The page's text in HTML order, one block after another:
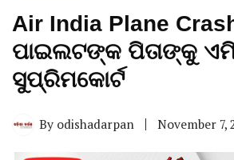
Air India Plane
ପାଇଲଟଙ୍କ ପିତାଙ୍କୁ
ସୁପ୍ରିମକୋର୍ଟ
By odishadarpan November 7,